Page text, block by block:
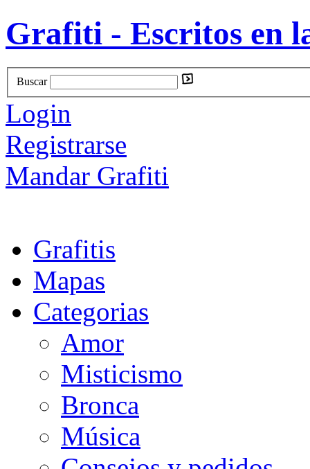
Grafiti - Escritos en
Buscar
Login
Registrarse
Mandar Grafiti
Grafitis
Mapas
Categorias
Amor
Misticismo
Bronca
Música